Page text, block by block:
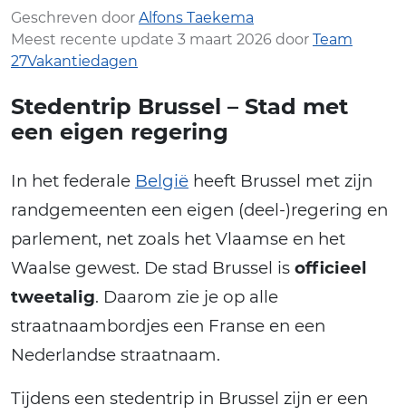
Geschreven door Alfons Taekema
Meest recente update 3 maart 2026 door Team
27Vakantiedagen
Stedentrip Brussel – Stad met
een eigen regering
In het federale België heeft Brussel met zijn
randgemeenten een eigen (deel-)regering en
parlement, net zoals het Vlaamse en het
Waalse gewest. De stad Brussel is officieel
tweetalig. Daarom zie je op alle
straatnaambordjes een Franse en een
Nederlandse straatnaam.
Tijdens een stedentrip in Brussel zijn er een